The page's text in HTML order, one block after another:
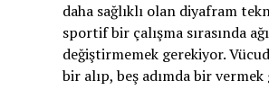
daha sağlıklı olan diyafram
sportif bir çalışma sırasında
değiştirmemek gerekiyor.
bir alıp, beş adımda bir